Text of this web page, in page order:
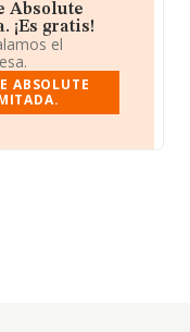
Absolute
¡Es gratis!
el
ABSOLUTE